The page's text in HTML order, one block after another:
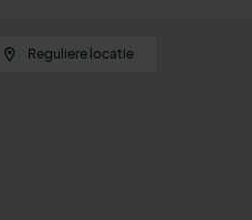
Reguliere locatie